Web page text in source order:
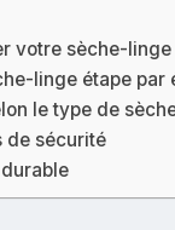
votre sèche-linge
linge étape par
le type de
de sécurité